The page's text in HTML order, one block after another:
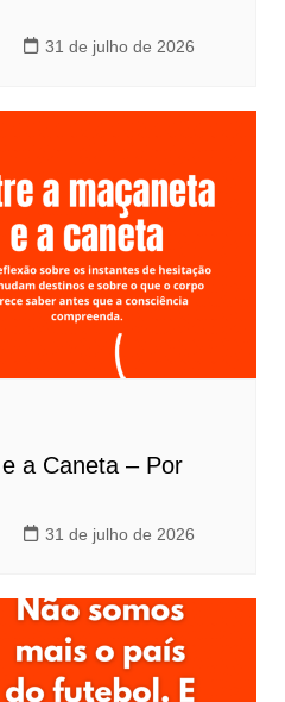
31 de julho de 2026
a Caneta – Por
31 de julho de 2026